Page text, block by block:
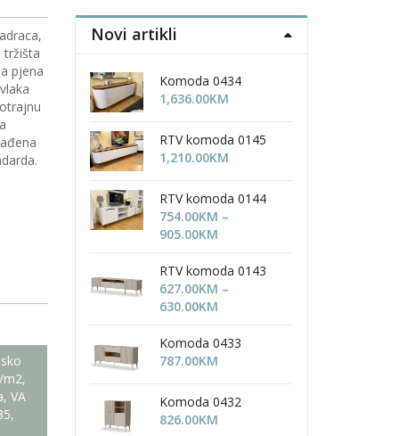
tržišta
pjena
m2,
VA
Novi artikli
Komoda 0434
1,636.00KM
RTV komoda 0145
1,210.00KM
RTV komoda 0144
754.00KM –
905.00KM
754.00KM
through
RTV komoda 0143
627.00KM –
630.00KM
627.00KM
Komoda 0433
787.00KM
Komoda 0432
826.00KM